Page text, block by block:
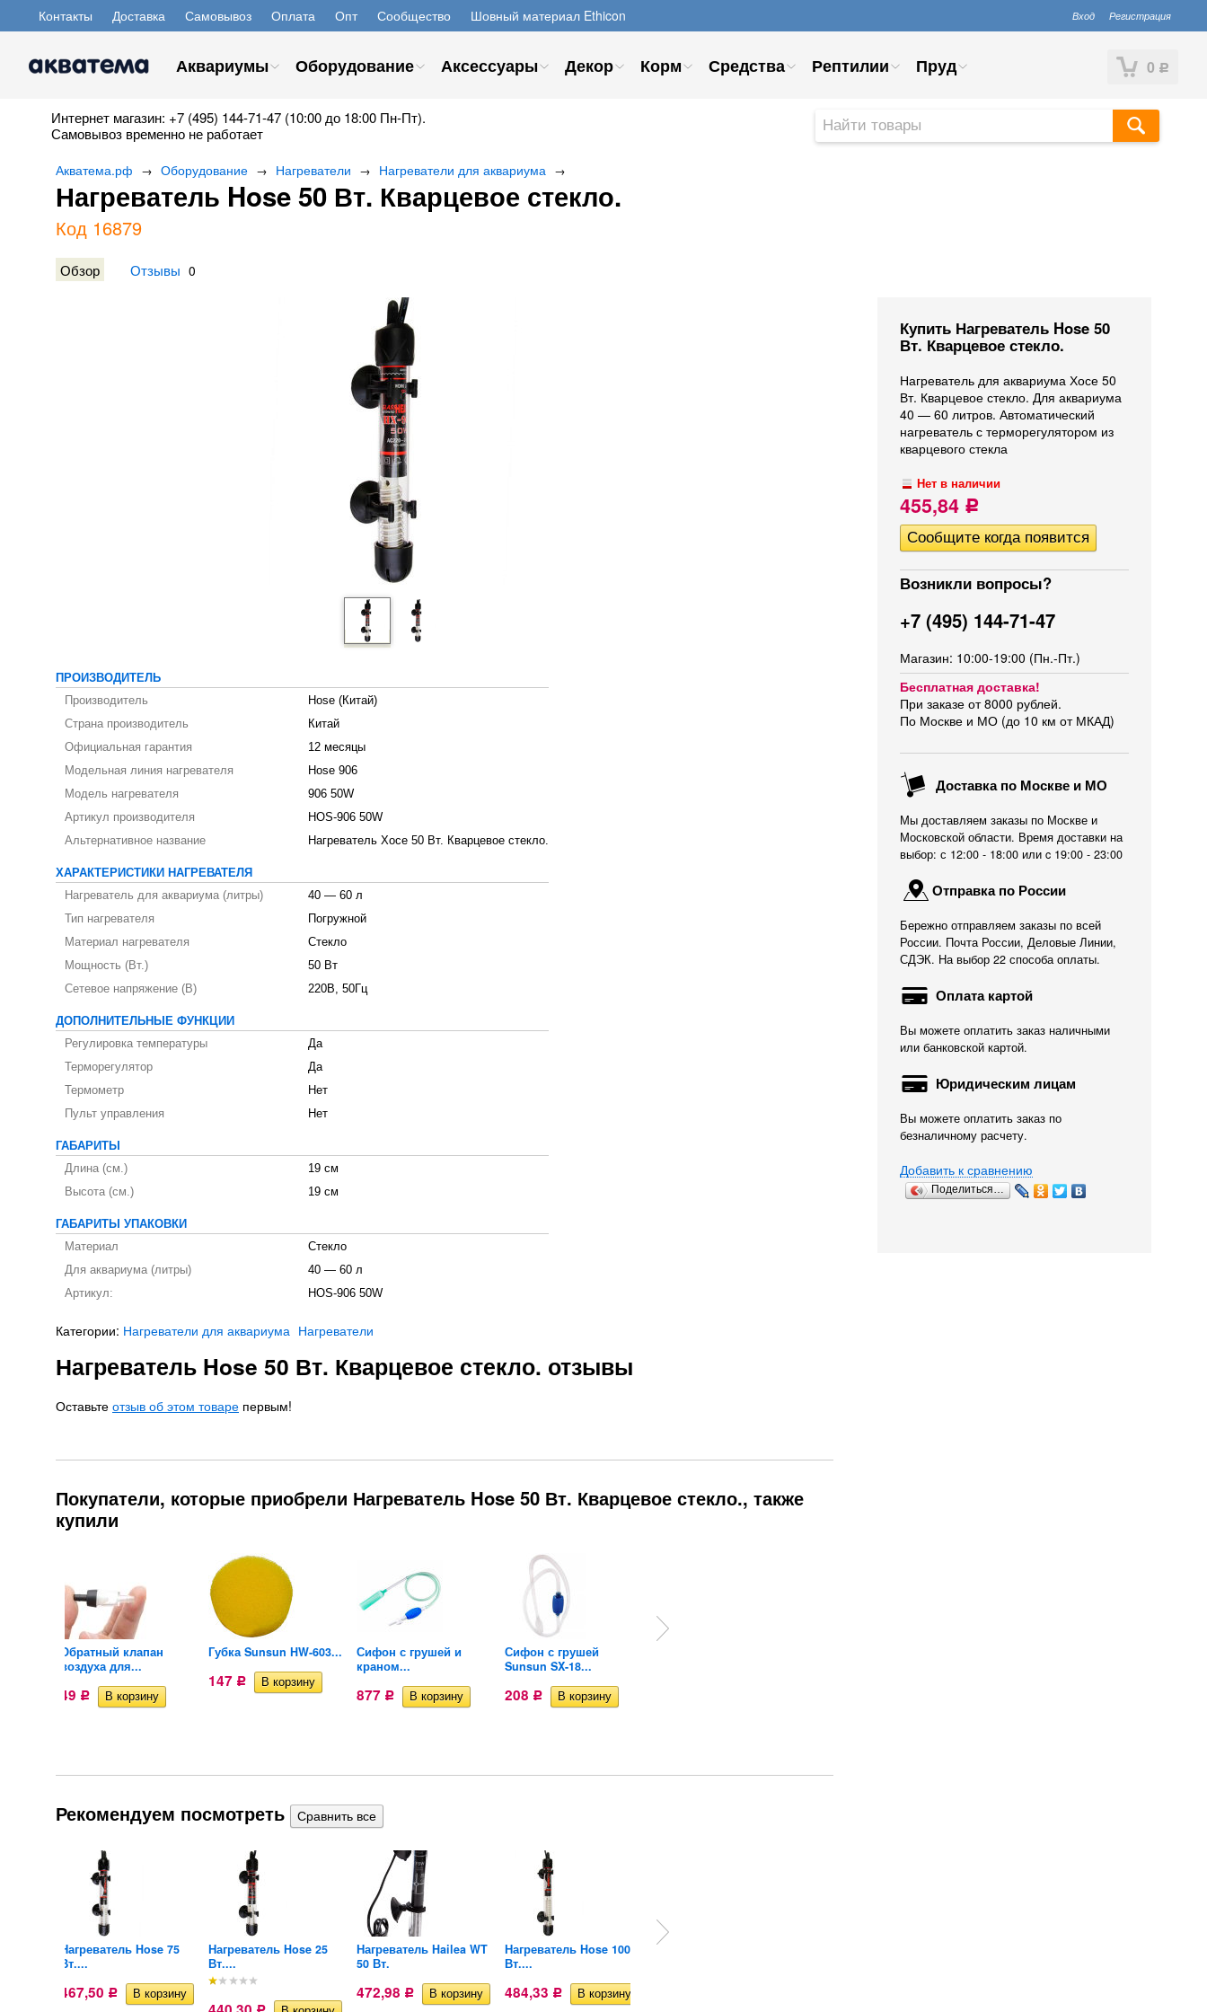
Контакты Доставка Самовывоз Оплата Опт Сообщество Шовный материал Ethicon Вход Регистрация
0 Р
Аквариумы Оборудование Аксессуары Декор Корм Средства Рептилии Пруд
Интернет магазин: +7 (495) 144-71-47 (10:00 до 18:00 Пн-Пт).
Самовывоз временно не работает
Акватема.рф → Оборудование → Нагреватели → Нагреватели для аквариума →
Нагреватель Hose 50 Вт. Кварцевое стекло.
Код 16879
Обзор Отзывы 0
Купить Нагреватель Hose 50
Вт. Кварцевое стекло.
Нагреватель для аквариума Хосе 50
Вт. Кварцевое стекло. Для аквариума
40 — 60 литров. Автоматический
нагреватель с терморегулятором из
кварцевого стекла
Нет в наличии
455,84 Р
Возникли вопросы?
+7 (495) 144-71-47
Магазин: 10:00-19:00 (Пн.-Пт.)
Бесплатная доставка!
При заказе от 8000 рублей.
По Москве и МО (до 10 км от МКАД)
Доставка по Москве и МО
Мы доставляем заказы по Москве и
Московской области. Время доставки на
выбор: с 12:00 - 18:00 или c 19:00 - 23:00
Отправка по России
Бережно отправляем заказы по всей
России. Почта России, Деловые Линии,
СДЭК. На выбор 22 способа оплаты.
Оплата картой
Вы можете оплатить заказ наличными
или банковской картой.
Юридическим лицам
Вы можете оплатить заказ по
безналичному расчету.
Добавить к сравнению
Поделиться…
ПРОИЗВОДИТЕЛЬ
Производитель
Hose (Китай)
Страна производитель
Китай
Официальная гарантия
12 месяцы
Модельная линия нагревателя
Hose 906
Модель нагревателя
906 50W
Артикул производителя
HOS-906 50W
Альтернативное название
Нагреватель Хосе 50 Вт. Кварцевое стекло.
ХАРАКТЕРИСТИКИ НАГРЕВАТЕЛЯ
Нагреватель для аквариума (литры)
40 — 60 л
Тип нагревателя
Погружной
Материал нагревателя
Стекло
Мощность (Вт.)
50 Вт
Сетевое напряжение (В)
220В, 50Гц
ДОПОЛНИТЕЛЬНЫЕ ФУНКЦИИ
Регулировка температуры
Да
Терморегулятор
Да
Термометр
Нет
Пульт управления
Нет
ГАБАРИТЫ
Длина (см.)
19 см
Высота (см.)
19 см
ГАБАРИТЫ УПАКОВКИ
Материал
Стекло
Для аквариума (литры)
40 — 60 л
Артикул:
HOS-906 50W
Категории: Нагреватели для аквариума Нагреватели
Нагреватель Hose 50 Вт. Кварцевое стекло. отзывы
Оставьте отзыв об этом товаре первым!
Покупатели, которые приобрели Нагреватель Hose 50 Вт. Кварцевое стекло., также
купили
Обратный клапан
воздуха для...
49 Р
Губка Sunsun HW-603...
147 Р
Сифон с грушей и
краном...
877 Р
Сифон с грушей
Sunsun SX-18...
208 Р
Рекомендуем посмотреть
Нагреватель Hose 75
Вт....
467,50 Р
Нагреватель Hose 25
Вт....
Р
Нагреватель Hailea WT
50 Вт.
472,98 Р
Нагреватель Hose 100
Вт....
484,33 Р
Нагреватель Hose 150